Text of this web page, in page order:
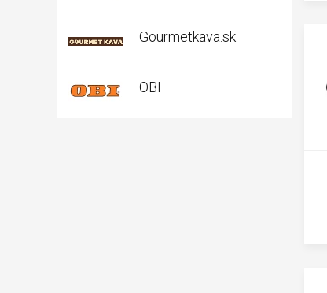
Gourmetkava.sk
OBI